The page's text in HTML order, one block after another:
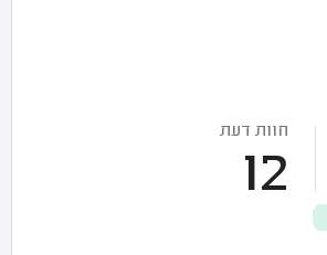
חוות דעת
12